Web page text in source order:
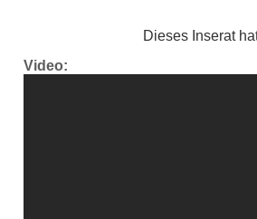
Dieses Inserat
Video: